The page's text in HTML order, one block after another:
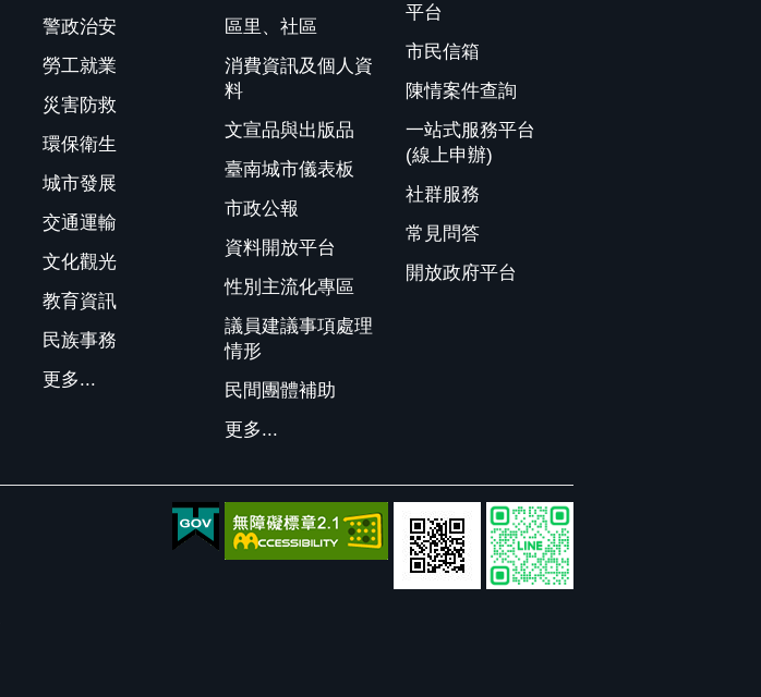
警政治安
勞工就業
災害防救
環保衛生
城市發展
交通運輸
文化觀光
教育資訊
民族事務
更多...
區里、社區
消費資訊及個人資
料
文宣品與出版品
臺南城市儀表板
市政公報
資料開放平台
性別主流化專區
議員建議事項處理
情形
民間團體補助
更多...
平台
市民信箱
陳情案件查詢
一站式服務平台
(線上申辦)
社群服務
常見問答
開放政府平台